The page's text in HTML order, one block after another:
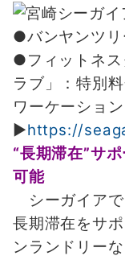
●バンヤンツリ
●フィットネス
ラブ」：特別
ワーケーショ
▶https://
“長期滞在”サ
可能
シーガイアで
長期滞在をサ
ンランドリー